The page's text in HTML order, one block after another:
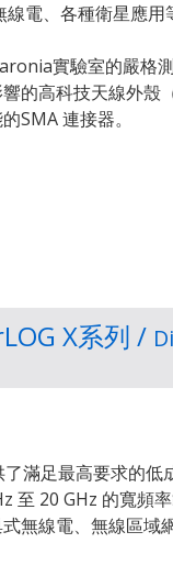
電、各種衛星應用
實驗室的嚴格
的高科技天線外殼
SMA 連接器。
X系列 /
滿足最高要求的低
至 20 GHz 的寬頻
無線電、無線區域